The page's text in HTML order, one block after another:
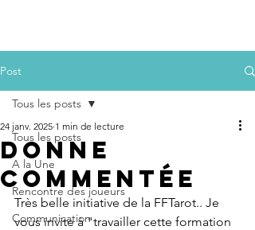
Post
Tous les posts
A la Une
Rencontre des joueurs
Communication
Tous les posts
Donne
commentée
24 janv. 2025 1 min de lecture
Très belle initiative de la FFTarot.. Je
vous invite à "travailler cette formation